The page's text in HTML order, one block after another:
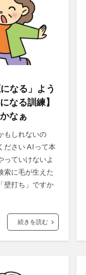
なる」よう
なる訓練】
なぁ
もしれないの
ださい AIって本
っていけないよ
索に毛が生えた
壁打ち」ですか
続きを読む